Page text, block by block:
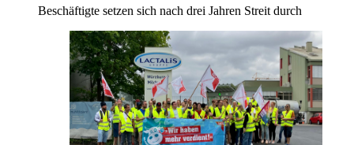
Beschäftigte setzen sich nach drei Jahren Streit durch